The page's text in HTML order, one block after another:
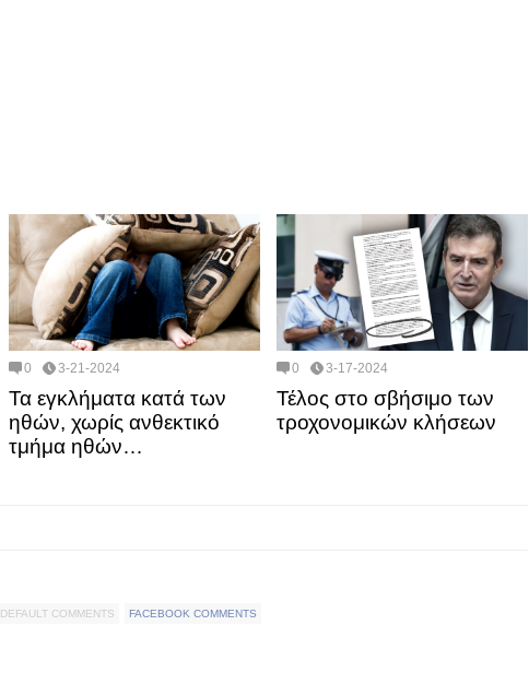
0 3-21-2024
Τα εγκλήματα κατά των
ηθών, χωρίς ανθεκτικό
τμήμα ηθών…
0 3-17-2024
Τέλος στο σβήσιμο των
τροχονομικών κλήσεων
DEFAULT COMMENTS FACEBOOK COMMENTS